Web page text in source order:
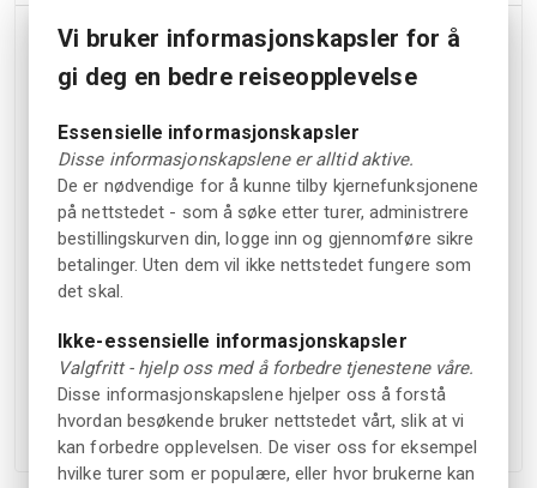
Bli med passasjerbåten Løvøy på en hyggelig rundtur i
Porsgrunn og Brevik skjærgården. Båten ble bygget i 1976
og går onsdag til søndag i sommersesongen. På de lengre
avgangene kl. 10.30 og 15.30 går turen innom Lille Oksøya,
Dikkon, Løvøya, Bjørkøya og Siktesøya, før båten fortsetter
videre ut til Langesund.
Kl. 13.30 kjøres en kortere runde via Bjørkøya og Siktesøya
til Langesund. Underveis kan du nyte utsikten fra sjøen,
planlegge et badestopp eller ta en handletur når du
Du kan hoppe av på en av øyene underveis og bli med
båten tilbake senere samme dag. Du kan også velge å
tilbringe dagen i Langesund før returen.
Vi bruker informasjonskapsler for å
gi deg en bedre reiseopplevelse
Essensielle informasjonskapsler
Disse informasjonskapslene er alltid aktive.
De er nødvendige for å kunne tilby kjernefunksjonene
på nettstedet - som å søke etter turer, administrere
bestillingskurven din, logge inn og gjennomføre sikre
betalinger. Uten dem vil ikke nettstedet fungere som
det skal.
Ikke-essensielle informasjonskapsler
Valgfritt - hjelp oss med å forbedre tjenestene våre.
Disse informasjonskapslene hjelper oss å forstå
hvordan besøkende bruker nettstedet vårt, slik at vi
kan forbedre opplevelsen. De viser oss for eksempel
hvilke turer som er populære, eller hvor brukerne kan